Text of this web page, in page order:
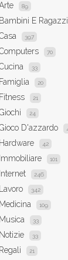
89
Bambini E Ragazzi
397
70
33
Famiglia 20
Fitness 21
24
D'azzardo
Hardware 42
Immobiliare 101
Internet 246
Lavoro 342
Medicina 109
Musica 33
Notizie 33
Regali 21